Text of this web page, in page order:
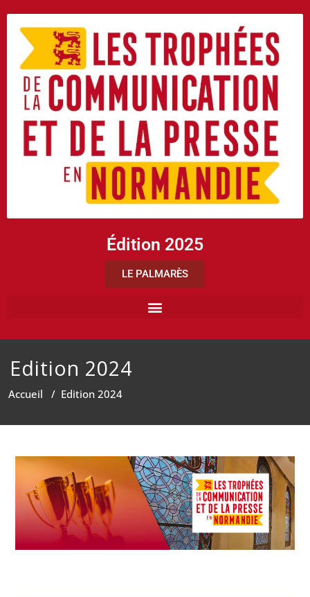
Édition 2025
LE PALMARÈS
Edition 2024
Accueil / Edition 2024